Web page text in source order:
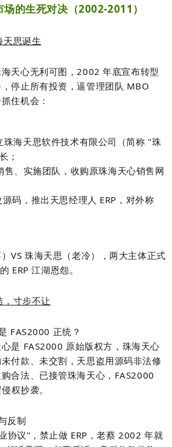
的生死对决（2002-2011）
天思诞生
天心无利可图，2002 年底宣布转型
，停止所有投资，逼管理团队 MBO
住机会：
珠海天思软件技术有限公司 （简称 "珠
；
售、实施团队，收购原珠海天心销售网
码，推出 天思经理人 ERP ，对外称
VS 珠海天思（老冷）
，两大主体正式
ERP 江湖恩怨。
，寸步不让
FAS2000 正统？
是 FAS2000 原始版权方，珠海天心
付款、未交割，天思盗用源码非法修
合法、已接管珠海天心，FAS2000
权抄袭。
反制
协议"，禁止做 ERP，老蔡 2002 年就